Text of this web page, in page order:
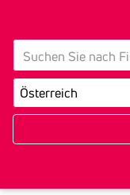
search
Land